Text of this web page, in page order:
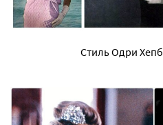
Стиль Одри